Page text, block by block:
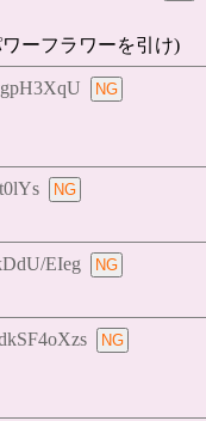
ーフラワーを引け)
EIeg